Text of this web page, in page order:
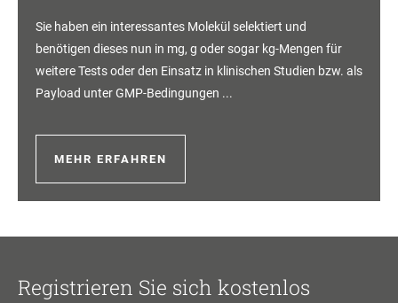
Sie haben ein interessantes Molekül selektiert und
benötigen dieses nun in mg, g oder sogar kg-Mengen für
weitere Tests oder den Einsatz in klinischen Studien bzw. als
Payload unter GMP-Bedingungen ...
MEHR ERFAHREN
Registrieren Sie sich kostenlos